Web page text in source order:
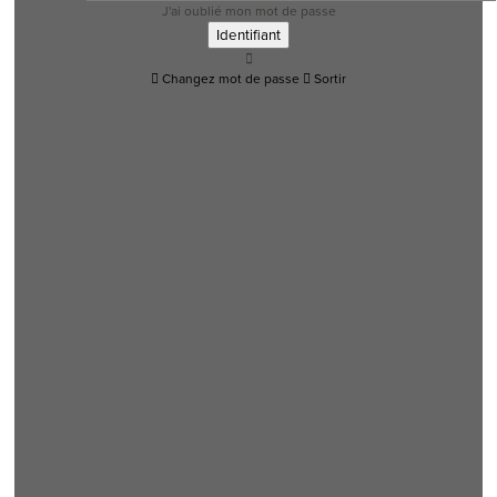
J'ai oublié mon mot de passe
Changez mot de passe Sortir